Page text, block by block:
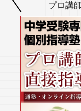
プロ講